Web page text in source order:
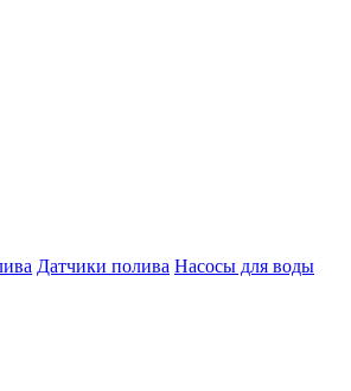
Датчики полива Насосы для воды